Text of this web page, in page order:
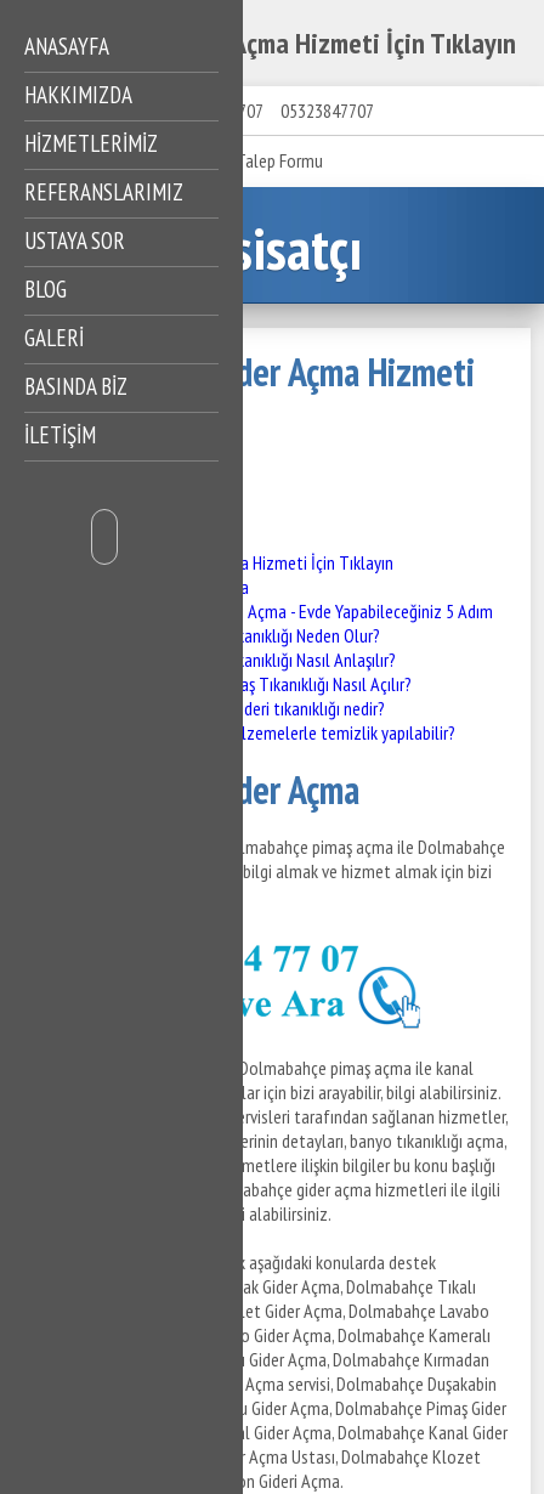
Dolmabahçe Gider Açma Hizmeti İçin Tıklayın
ANASAYFA
HAKKIMIZDA
HIZMETLERIMIZ
REFERANSLARIMIZ
USTAYA SOR
BLOG
GALERİ
BASINDA BİZ
İLETİŞİM
05323847707 05323847707
Talep Formu
Tesisatçı
Dolmabahçe Gider Açma Hizmeti
İçin Tıklayın
İçindekiler
Dolmabahçe Gider Açma Hizmeti İçin Tıklayın
Dolmabahçe Gider Açma
Pimaş Tıkanıklığı Açma - Evde Yapabileceğiniz 5 Adım
Pimaş Tıkanıklığı Neden Olur?
Pimaş Tıkanıklığı Nasıl Anlaşılır?
Evde Pimaş Tıkanıklığı Nasıl Açılır?
Mutfak gideri tıkanıklığı nedir?
Hangi malzemelerle temizlik yapılabilir?
Dolmabahçe Gider Açma
Dolmabahçe gider açma ve Dolmabahçe pimaş açma ile Dolmabahçe
kanal açma hizmetleri ile ilgili bilgi almak ve hizmet almak için bizi
ve Dolmabahçe pimaş açma ile kanal
açma hizmetleri ile ilgili detaylar için bizi arayabilir, bilgi alabilirsiniz.
Dolmabahçe tıkanıklık açma servisleri tarafından sağlanan hizmetler,
sunulan tıkanıklık açma servislerinin detayları, banyo tıkanıklığı açma,
klozet tıkanıklığı açma gibi hizmetlere ilişkin bilgiler bu konu başlığı
altında listelenmektedir. Dolmabahçe gider açma hizmetleri ile ilgili
detaylar için bizi arayabilir, bilgi alabilirsiniz.
Dolmabahçe gider açma olarak aşağıdaki konularda destek
alabilirsiniz. Dolmabahçe Mutfak Gider Açma, Dolmabahçe Tıkalı
Gider Açma, Dolmabahçe Tuvalet Gider Açma, Dolmabahçe Lavabo
Gider Açma, Dolmabahçe Banyo Gider Açma, Dolmabahçe Kameralı
Gider Açma, Dolmabahçe Tıkalı Gider Açma, Dolmabahçe Kırmadan
Gider Açma, Dolmabahçe Gider Açma servisi, Dolmabahçe Duşakabin
Gider Açma, Dolmabahçe Pis Su Gider Açma, Dolmabahçe Pimaş Gider
Açma, Dolmabahçe Tıkalı Kanal Gider Açma, Dolmabahçe Kanal Gider
Açma, Dolmabahçe Tıkalı Gider Açma Ustası, Dolmabahçe Klozet
Gider Açma, Dolmabahçe Balkon Gideri Açma.